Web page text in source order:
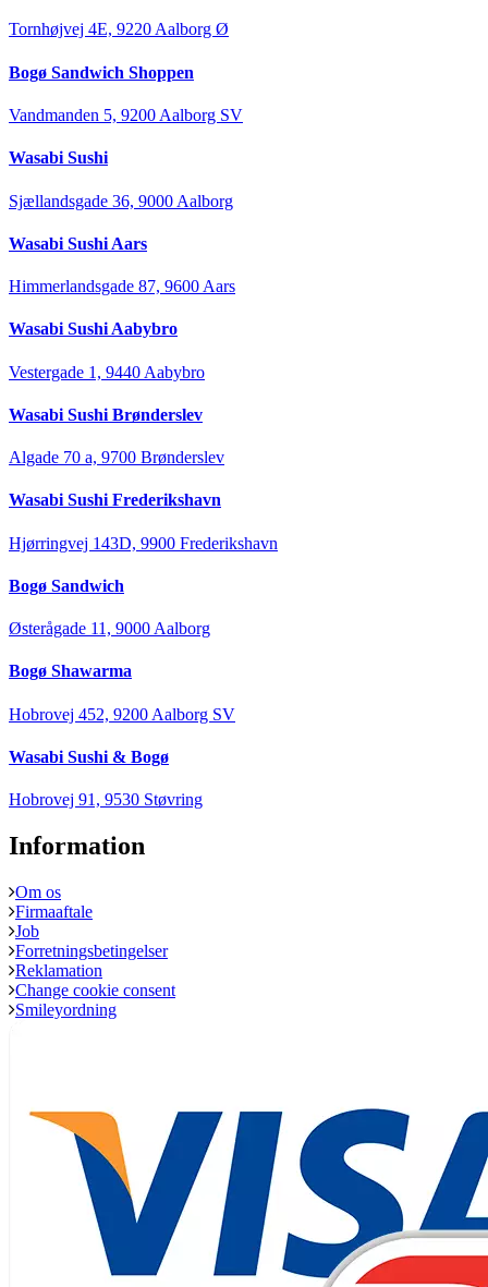
Tornhøjvej 4E, 9220 Aalborg Ø
Bogø Sandwich Shoppen
Vandmanden 5, 9200 Aalborg SV
Wasabi Sushi
Sjællandsgade 36, 9000 Aalborg
Wasabi Sushi Aars
Himmerlandsgade 87, 9600 Aars
Wasabi Sushi Aabybro
Vestergade 1, 9440 Aabybro
Wasabi Sushi Brønderslev
Algade 70 a, 9700 Brønderslev
Wasabi Sushi Frederikshavn
Hjørringvej 143D, 9900 Frederikshavn
Bogø Sandwich
Østerågade 11, 9000 Aalborg
Bogø Shawarma
Hobrovej 452, 9200 Aalborg SV
Wasabi Sushi & Bogø
Hobrovej 91, 9530 Støvring
Information
Om os
Firmaaftale
Job
Forretningsbetingelser
Reklamation
Change cookie consent
Smileyordning